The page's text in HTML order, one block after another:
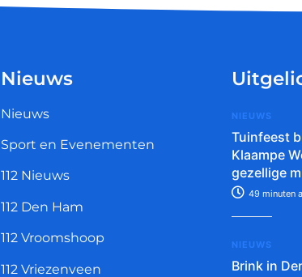
Nieuws
Nieuws
Sport en Evenementen
112 Nieuws
112 Den Ham
112 Vroomshoop
112 Vriezenveen
NIEUWS
Tuinfeest
Klaampe
gezellige
49 minuten
NIEUWS
Brink in